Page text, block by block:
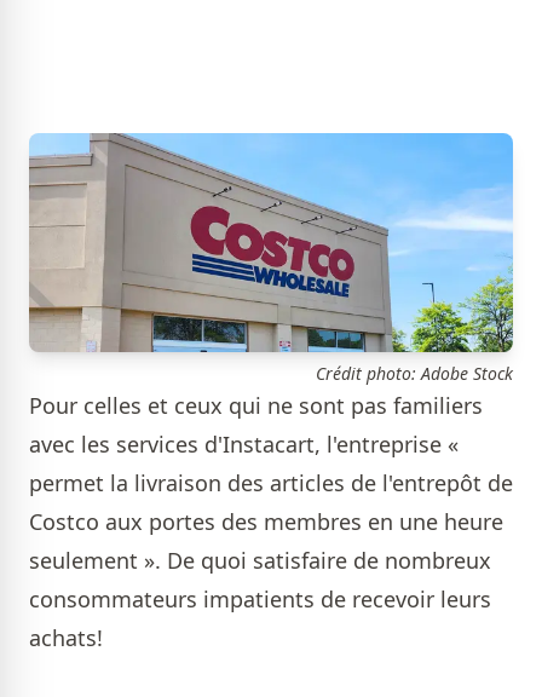
Crédit photo: Adobe Stock
Pour celles et ceux qui ne sont pas familiers
avec les services d'Instacart, l'entreprise «
permet la livraison des articles de l'entrepôt de
Costco aux portes des membres en une heure
seulement ». De quoi satisfaire de nombreux
consommateurs impatients de recevoir leurs
achats!